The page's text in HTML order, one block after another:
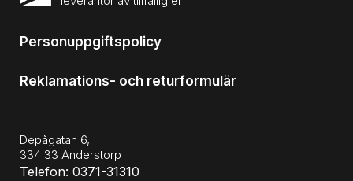
Personuppgiftspolicy
Reklamations- och returformulär
Depågatan 6,
334 33 Anderstorp
Telefon: 0371-31310